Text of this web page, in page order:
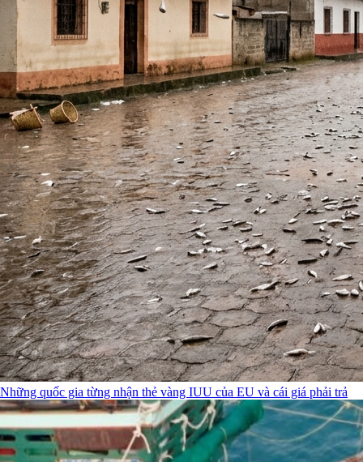
Những quốc gia từng nhận thẻ vàng IUU của EU và cái giá phải trả